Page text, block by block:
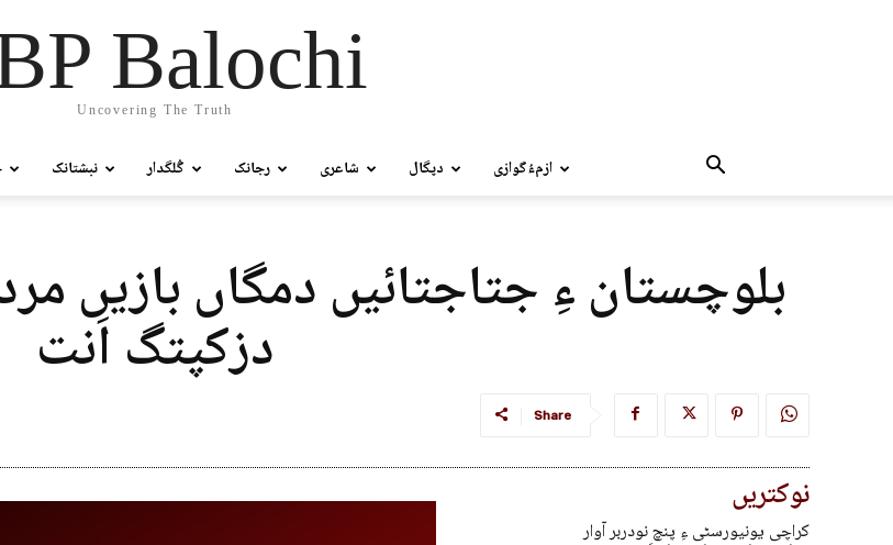
Balochi
Uncovering The Truth
نبشتانک گُلگدار رجانک شاعری دپگال ازمءُگوازی
بلوچستان ءِ جتاجتائیں دمگاں بازیں
دزکپتگ اَنت
Share
نوکتریں
کراچی یونیورسٹی ءِ پنچ نودربر آوار